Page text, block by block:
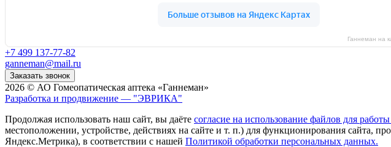
Ганнеман на
+7 499 137-77-82
ganneman@mail.ru
Заказать звонок
2026 © АО Гомеопатическая аптека «Ганнеман»
Разработка и продвижение — "ЭВРИКА"
Продолжая использовать наш сайт, вы даёте согласие на использование файлов для
местоположении, устройстве, действиях на сайте и т. п.) для функционирования сайта,
Яндекс.Метрика), в соответствии с нашей Политикой обработки персональных данных.